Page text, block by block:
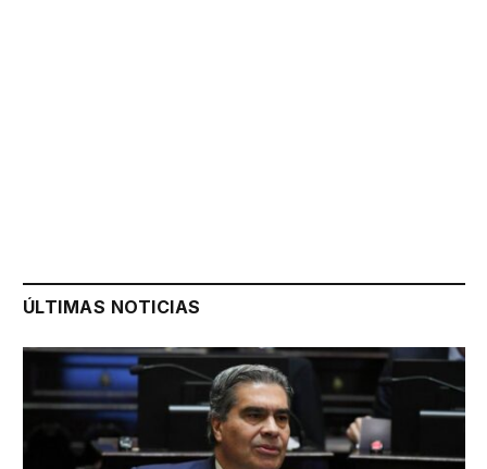
ÚLTIMAS NOTICIAS